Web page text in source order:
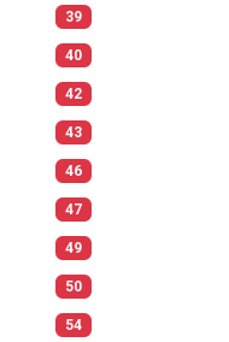
39
40
42
43
46
47
49
50
54